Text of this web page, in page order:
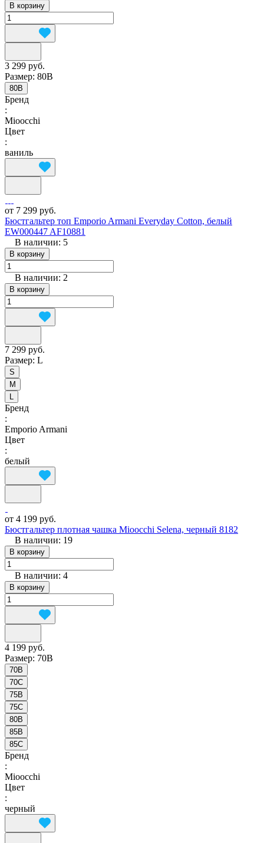
В корзину
3 299 руб.
Размер: 80B
80B
Бренд
:
Mioocchi
Цвет
:
ваниль
от 7 299 руб.
Бюстгальтер топ Emporio Armani Everyday Cotton, белый
EW000447 AF10881
В наличии: 5
В корзину
В наличии: 2
В корзину
7 299 руб.
Размер: L
S
M
L
Бренд
:
Emporio Armani
Цвет
:
белый
от 4 199 руб.
Бюстгальтер плотная чашка Mioocchi Selena, черный 8182
В наличии: 19
В корзину
В наличии: 4
В корзину
4 199 руб.
Размер: 70B
70B
70C
75B
75C
80B
85B
85C
Бренд
:
Mioocchi
Цвет
:
черный